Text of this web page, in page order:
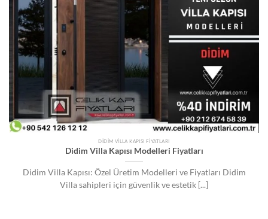
DIDIM VILLA KAPISI FIYATLARI
Didim Villa Kapısı Modelleri Fiyatları
Didim Villa Kapısı: Özel Üretim Modelleri ve Fiyatları Didim
Villa sahipleri için güvenlik ve estetik [...]